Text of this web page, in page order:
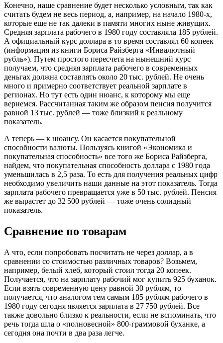
Конечно, наше сравнение будет несколько условным, так как
считать будем не весь период, а, например, на начало 1980-х,
которые еще не так далеки в памяти многих ныне живущих.
Средняя зарплата рабочего в 1980 году составляла 185 рублей.
А официальный курс доллара в то время составлял 60 копеек
(информация из книги Бориса Райзберга «Инвалютный
рубль»). Путем простого пересчета на нынешний курс
получаем, что средняя зарплата рабочего в современных
деньгах должна составлять около 20 тыс. рублей. Не очень
много и примерно соответствует реальной зарплате в
регионах. Но тут есть один нюанс, к которому мы еще
вернемся. Рассчитанная таким же образом пенсия получится
равной 13 тыс. рублей — тоже близкий к реальному
показатель.
А теперь — к нюансу. Он касается покупательной
способности валюты. Пользуясь книгой «Экономика и
покупательная способность» все того же Бориса Райзберга,
найдем, что покупательная способность доллара с 1980 года
уменьшилась в 2,5 раза. То есть для получения реальных цифр
необходимо увеличить наши данные на этот показатель. Тогда
зарплата рабочего превращается уже в 50 тыс. рублей. Пенсия
же вырастет до 32 500 рублей — тоже очень солидный
показатель.
Сравнение по товарам
А что, если попробовать посчитать не через доллар, а в
сравнении со стоимостью различных товаров? Возьмем,
например, белый хлеб, который стоил тогда 20 копеек.
Получается, что на зарплату рабочий мог купить 925 буханок.
Если взять современную цену равной 30 рублям, то
получается, что аналогом тем самым 185 рублям рабочего в
1980 году сегодня является зарплата в 27 750 рублей. Все
также довольно близко к реальности, если не вспоминать, что
речь тогда шла о «полновесной» 800-граммовой буханке, а
сегодня она почти в два раза легче.